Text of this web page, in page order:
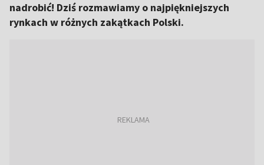
nadrobić! Dziś rozmawiamy o najpiękniejszych
rynkach w różnych zakątkach Polski.